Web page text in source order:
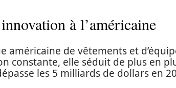
à l’américaine
américaine de vêtements et
constante, elle séduit de plus en
les 5 milliards de dollars en